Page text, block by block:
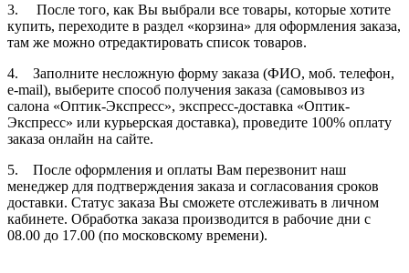
3. После того, как Вы выбрали все товары, которые хотите
купить, переходите в раздел «корзина» для оформления заказа,
там же можно отредактировать список товаров.
4. Заполните несложную форму заказа (ФИО, моб. телефон,
e-mail), выберите способ получения заказа (самовывоз из
салона «Оптик-Экспресс», экспресс-доставка «Оптик-
Экспресс» или курьерская доставка), проведите 100% оплату
заказа онлайн на сайте.
5. После оформления и оплаты Вам перезвонит наш
менеджер для подтверждения заказа и согласования сроков
доставки. Статус заказа Вы сможете отслеживать в личном
кабинете. Обработка заказа производится в рабочие дни с
08.00 до 17.00 (по московскому времени).